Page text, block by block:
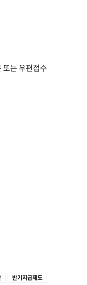
또는 우편접수
반기지급제도